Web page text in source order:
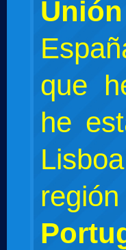
que
he